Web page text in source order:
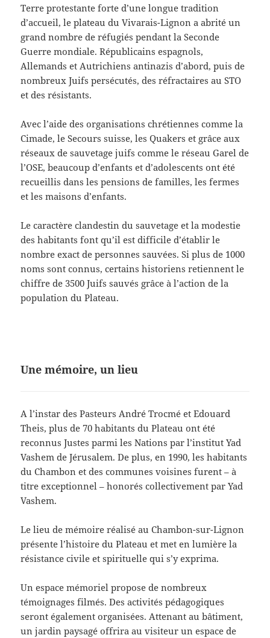
Terre protestante forte d’une longue tradition
d’accueil, le plateau du Vivarais-Lignon a abrité un
grand nombre de réfugiés pendant la Seconde
Guerre mondiale. Républicains espagnols,
Allemands et Autrichiens antinazis d’abord, puis de
nombreux Juifs persécutés, des réfractaires au STO
et des résistants.
Avec l’aide des organisations chrétiennes comme la
Cimade, le Secours suisse, les Quakers et grâce aux
réseaux de sauvetage juifs comme le réseau Garel de
l’OSE, beaucoup d’enfants et d’adolescents ont été
recueillis dans les pensions de familles, les fermes
et les maisons d’enfants.
Le caractère clandestin du sauvetage et la modestie
des habitants font qu’il est difficile d’établir le
nombre exact de personnes sauvées. Si plus de 1000
noms sont connus, certains historiens retiennent le
chiffre de 3500 Juifs sauvés grâce à l’action de la
population du Plateau.
Une mémoire, un lieu
A l’instar des Pasteurs André Trocmé et Edouard
Theis, plus de 70 habitants du Plateau ont été
reconnus Justes parmi les Nations par l’institut Yad
Vashem de Jérusalem. De plus, en 1990, les habitants
du Chambon et des communes voisines furent – à
titre exceptionnel – honorés collectivement par Yad
Vashem.
Le lieu de mémoire réalisé au Chambon-sur-Lignon
présente l’histoire du Plateau et met en lumière la
résistance civile et spirituelle qui s’y exprima.
Un espace mémoriel propose de nombreux
témoignages filmés. Des activités pédagogiques
seront également organisées. Attenant au bâtiment,
un jardin paysagé offrira au visiteur un espace de